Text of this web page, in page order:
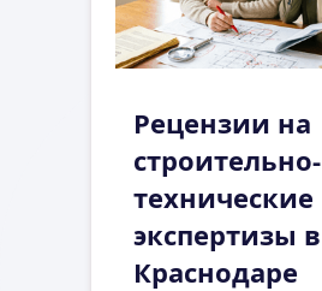
Рецензии на
строительно-
технические
экспертизы в
Краснодаре